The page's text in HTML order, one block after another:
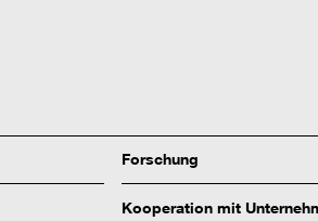
Forschung
Kooperation mit